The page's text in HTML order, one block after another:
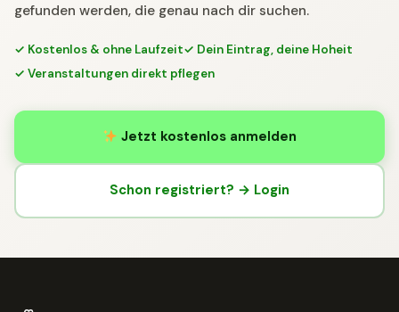
gefunden werden, die genau nach dir suchen.
✓ Kostenlos & ohne Laufzeit✓ Dein Eintrag, deine Hoheit
✓ Veranstaltungen direkt pflegen
Jetzt kostenlos anmelden
Schon registriert? → Login